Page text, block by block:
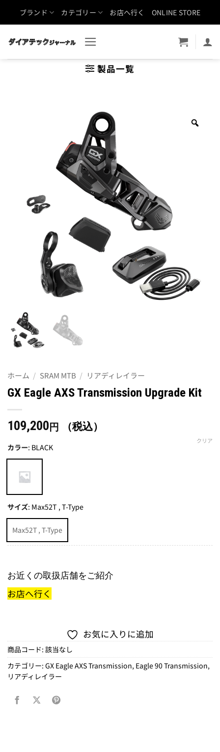
ブランド カテゴリー お店へ行く ONLINE STORE
製品一覧
ホーム / SRAM MTB / リアディレイラー
GX Eagle AXS Transmission Upgrade Kit
109,200 円 （税込）
カラー: BLACK
サイズ: Max52T , T-Type
Max52T , T-Type
クリア
お近くの取扱店舗をご紹介
お店へ行く
お気に入りに追加
商品コード: 該当なし
カテゴリー: GX Eagle AXS Transmission, Eagle 90 Transmission,
リアディレイラー